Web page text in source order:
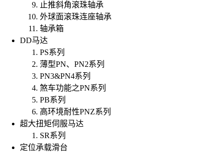
止推斜角滚珠轴承
外球面滚珠连座轴承
轴承箱
DD马达
PS系列
薄型PN、PN2系列
PN3&PN4系列
煞车功能之PN系列
PB系列
高环境耐性PNZ系列
超大扭矩伺服马达
SR系列
定位承载滑台